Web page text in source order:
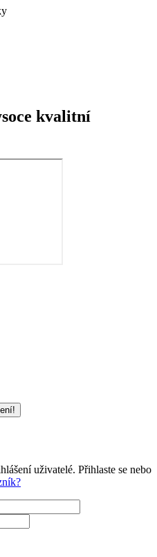
kvalitní
uživatelé. Přihlaste se nebo